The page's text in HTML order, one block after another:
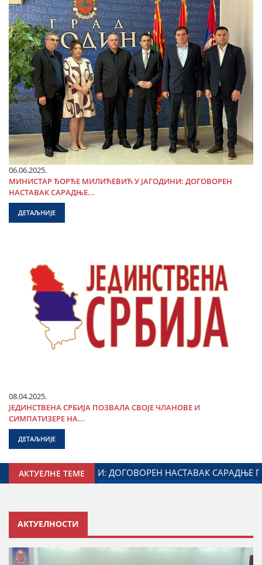
06.06.2025.
МИНИСТАР ЂОРЂЕ МИЛИЋЕВИЋ У ЈАГОДИНИ: ДОГОВОРЕН
НАСТАВАК САРАДЊЕ...
ДЕТАЉНИЈЕ
08.04.2025.
ЈЕДИНСТВЕНА СРБИЈА ПОЗВАЛА СВОЈЕ ЧЛАНОВЕ И
СИМПАТИЗЕРЕ НА...
ДЕТАЉНИЈЕ
АКТУЕЛНЕ ТЕМЕЗА ОДНОСЕ СА ДИЈАСПОРОМ ДАЛИБОР
АКТУЕЛНОСТИ